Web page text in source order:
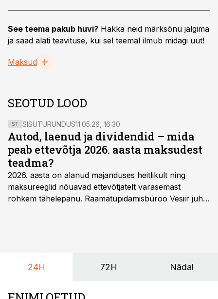
See teema pakub huvi? Hakka neid märksõnu jälgima
ja saad alati teavituse, kui sel teemal ilmub midagi uut!
Maksud
SEOTUD LOOD
ST SISUTURUNDUS11.05.26, 16:30
Autod, laenud ja dividendid – mida
peab ettevõtja 2026. aasta maksudest
teadma?
2026. aasta on alanud majanduses heitlikult ning
maksureeglid nõuavad ettevõtjatelt varasemast
rohkem tähelepanu. Raamatupidamisbüroo Vesiir juht
24H 72H Nädal